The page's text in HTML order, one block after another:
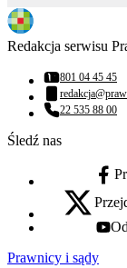
Redakcja serwisu
Numer telefonu:
801 04 45 45
Adres email:
Numer telefonu:
22 535 88 00
Śledź nas
x - otwiera
Prawnicy i sądy